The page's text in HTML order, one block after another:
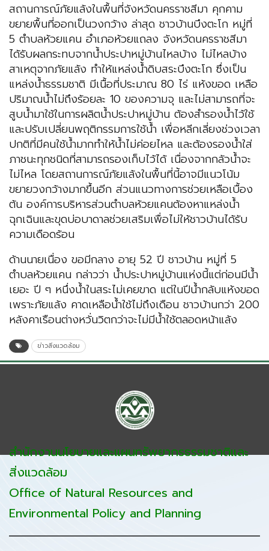
สถานการณ์ภัยแล้งในพื้นที่จังหวัดนครราชสีมา คุกคาม
ขยายพื้นที่ออกเป็นวงกว้าง ล่าสุด ชาวบ้านบึงตะโก หมู่ที่
5 ตำบลห้วยแคน อำเภอห้วยแถลง จังหวัดนครราชสีมา
ได้รับผลกระทบจากน้ำประปาหมู่บ้านไหลบ้าง ไม่ไหลบ้าง
สาเหตุจากภัยแล้ง ทำให้แหล่งน้ำดิบสระบึงตะโก ซึ่งเป็น
แหล่งน้ำธรรมชาติ มีเนื้อที่ประมาณ 80 ไร่ แห้งขอด เหลือ
ปริมาณน้ำไม่ถึงร้อยละ 10 ของความจุ และไม่สามารถที่จะ
สูบน้ำมาใช้ในการผลิตน้ำประปาหมู่บ้าน ต้องสำรองน้ำไว้ใช้
และปรับเปลี่ยนพฤติกรรมการใช้น้ำ เพื่อหลีกเลี่ยงช่วงเวลา
ปกติที่มีคนใช้น้ำมากทำให้น้ำไม่ค่อยไหล และต้องรองน้ำใส่
ภาชนะทุกชนิดที่สามารถรองเก็บไว้ได้ เนื่องจากกลัวน้ำจะ
ไม่ไหล โดยสถานการณ์ภัยแล้งในพื้นที่นี้อาจมีแนวโน้ม
ขยายวงกว้างมากขึ้นอีก ส่วนแนวทางการช่วยเหลือเบื้อง
ต้น องค์การบริหารส่วนตำบลห้วยแคนต้องหาแหล่งน้ำ
ฉุกเฉินและขุดบ่อบาดาลช่วยเสริมเพื่อไม่ให้ชาวบ้านได้รับ
ความเดือดร้อน
ด้านนายเนื่อง ขอมีกลาง อายุ 52 ปี ชาวบ้าน หมู่ที่ 5
ตำบลห้วยแคน กล่าวว่า น้ำประปาหมู่บ้านแห่งนี้แต่ก่อนมีน้ำ
เยอะ ปี ๆ หนึ่งน้ำในสระไม่เคยขาด แต่ในปีน้ำกลับแห้งขอด
เพราะภัยแล้ง คาดเหลือน้ำใช้ไม่ถึงเดือน ชาวบ้านกว่า 200
หลังคาเรือนต่างหวั่นวิตกว่าจะไม่มีน้ำใช้ตลอดหน้าแล้ง
ข่าวสิ่งแวดล้อม
สำนักงานนโยบายและแผนทรัพยากรธรรมชาติและ
สิ่งแวดล้อม
Office of Natural Resources and
Environmental Policy and Planning